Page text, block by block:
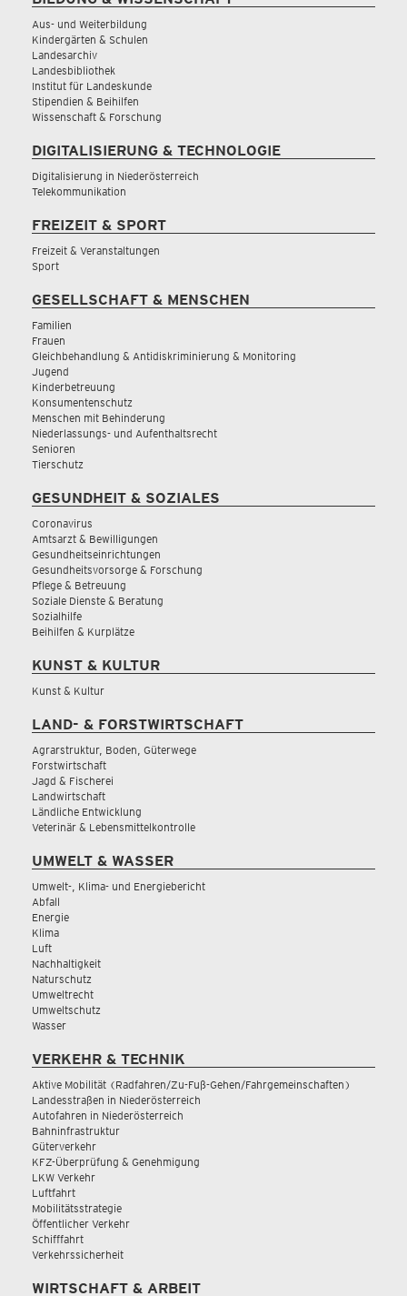
Aus- und Weiterbildung
Kindergärten & Schulen
Landesarchiv
Landesbibliothek
Institut für Landeskunde
Stipendien & Beihilfen
Wissenschaft & Forschung
DIGITALISIERUNG & TECHNOLOGIE
Digitalisierung in Niederösterreich
Telekommunikation
FREIZEIT & SPORT
Freizeit & Veranstaltungen
Sport
GESELLSCHAFT & MENSCHEN
Familien
Frauen
Gleichbehandlung & Antidiskriminierung & Monitoring
Jugend
Kinderbetreuung
Konsumentenschutz
Menschen mit Behinderung
Niederlassungs- und Aufenthaltsrecht
Senioren
Tierschutz
GESUNDHEIT & SOZIALES
Coronavirus
Amtsarzt & Bewilligungen
Gesundheitseinrichtungen
Gesundheitsvorsorge & Forschung
Pflege & Betreuung
Soziale Dienste & Beratung
Sozialhilfe
Beihilfen & Kurplätze
KUNST & KULTUR
Kunst & Kultur
LAND- & FORSTWIRTSCHAFT
Agrarstruktur, Boden, Güterwege
Forstwirtschaft
Jagd & Fischerei
Landwirtschaft
Ländliche Entwicklung
Veterinär & Lebensmittelkontrolle
UMWELT & WASSER
Umwelt-, Klima- und Energiebericht
Abfall
Energie
Klima
Luft
Nachhaltigkeit
Naturschutz
Umweltrecht
Umweltschutz
Wasser
VERKEHR & TECHNIK
Aktive Mobilität (Radfahren/Zu-Fuß-Gehen/Fahrgemeinschaften)
Landesstraßen in Niederösterreich
Autofahren in Niederösterreich
Bahninfrastruktur
Güterverkehr
KFZ-Überprüfung & Genehmigung
LKW Verkehr
Luftfahrt
Mobilitätsstrategie
Öffentlicher Verkehr
Schifffahrt
Verkehrssicherheit
WIRTSCHAFT & ARBEIT